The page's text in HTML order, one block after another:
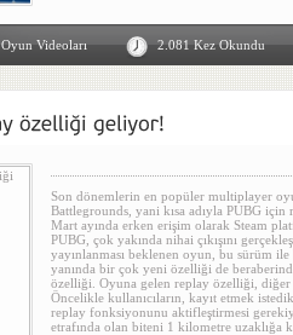
Oyun Videoları 2.081 Kez Okundu
Son dönemlerin en popüler multiplayer
Battlegrounds, yani kısa adıyla PUBG
Mart ayında erken erişim olarak Steam
PUBG, çok yakında nihai çıkışını
yayınlanması beklenen oyun, bu sürüm
yanında bir çok yeni özelliği de
özelliği. Oyuna gelen replay özelliği, diğer
Öncelikle kullanıcıların, kayıt etmek
replay fonksiyonunu aktifleştirmesi
etrafında olan biteni 1 kilometre uzaklığa